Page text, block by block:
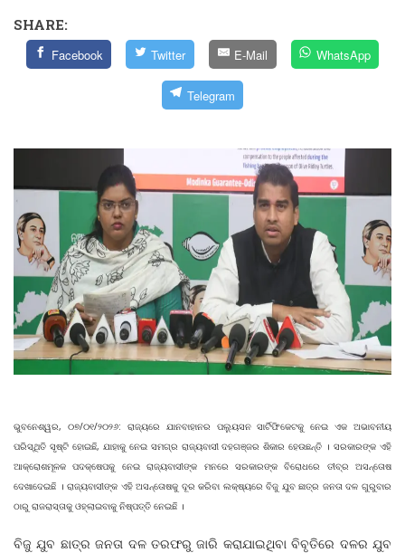
SHARE:
Facebook Twitter E-Mail WhatsApp
Telegram
ଭୁବନେଶ୍ୱର, ୦୭/୦୧/୨୦୨୬: ରାଜ୍ୟରେ ଯାନବାହାନର ପଲୁ୍ୟସନ ସାର୍ଟିଫିକେଟକୁ ନେଇ ଏକ ଅଭାବନୀୟ
ପରିସ୍ଥିତି ସୃଷ୍ଟି ହୋଇଛି, ଯାହାକୁ ନେଇ ସମଗ୍ର ରାଜ୍ୟବାସୀ ଦହଗଞ୍ଜର ଶିକାର ହେଉଛନ୍ତି । ସରକାରଙ୍କ ଏହି
ଆକ୍ରୋଶମୂଳକ ପଦକ୍ଷେପକୁ ନେଇ ରାଜ୍ୟବାସୀଙ୍କ ମନରେ ସରକାରଙ୍କ ବିରୋଧରେ ତୀବ୍ର ଅସନ୍ତୋଷ
ଦେଖାଦେଇଛି । ରାଜ୍ୟବାସୀଙ୍କ ଏହି ଅସନ୍ତୋଷକୁ ଦୂର କରିବା ଲକ୍ଷ୍ୟରେ ବିଜୁ ଯୁବ ଛାତ୍ର ଜନତା ଦଳ ଗୁରୁବାର
ଠାରୁ ରାଜରାସ୍ତାକୁ ଓହ୍ଲାଇବାକୁ ନିଷ୍ପତ୍ତି ନେଇଛି ।
ବିଜୁ ଯୁବ ଛାତ୍ର ଜନତା ଦଳ ତରଫରୁ ଜାରି କରାଯାଇଥିବା ବିବୃତିରେ ଦଳର ଯୁବ